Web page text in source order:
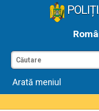
Arată meniul